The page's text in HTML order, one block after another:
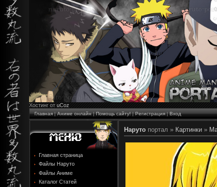
Хостинг от uCoz
Главная|Аниме онлайн|Помощь сайту!|Регистрация|Вход
Главная страница
Файлы Наруто
Файлы Аниме
Каталог Статей
Наруто портал » Картинки »